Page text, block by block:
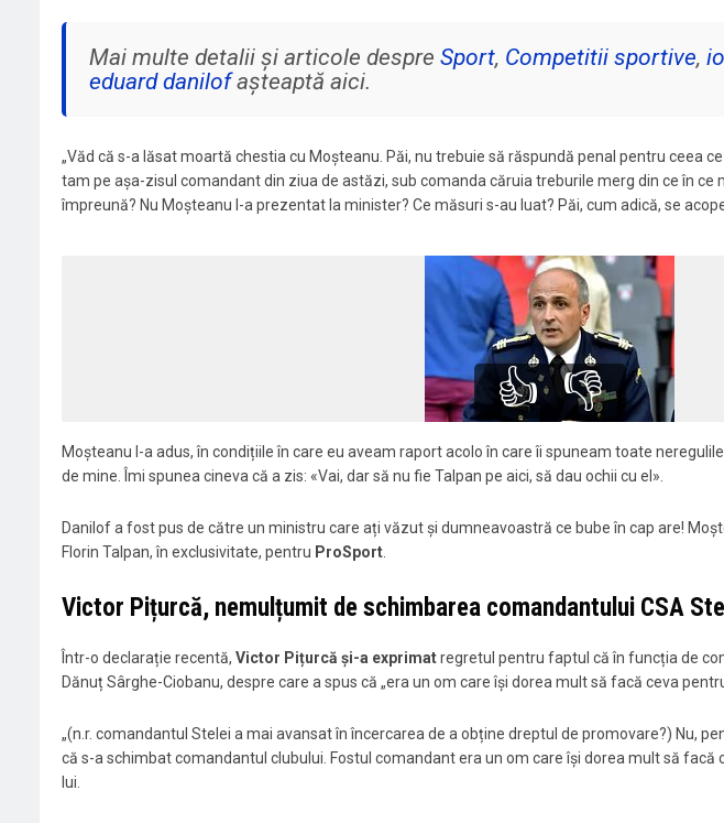
Mai multe detalii și articole despre Sport, Competitii sportive,
eduard danilofașteaptă aici.
„Văd că s-a lăsat moartă chestia cu Moșteanu. Păi, nu trebuie să răspundă penal pentru ceea
tam pe așa-zisul comandant din ziua de astăzi, sub comanda căruia treburile merg din ce în ce
împreună? Nu Moșteanu l-a prezentat la minister? Ce măsuri s-au luat? Păi, cum adică, se
👍 👎
Moșteanu l-a adus, în condițiile în care eu aveam raport acolo în care îi spuneam toate
de mine. Îmi spunea cineva că a zis: «Vai, dar să nu fie Talpan pe aici, să dau ochii cu el».
Danilof a fost pus de către un ministru care ați văzut și dumneavoastră ce bube în cap are!
Florin Talpan, în exclusivitate, pentru ProSport.
Victor Pițurcă, nemulțumit de schimbarea comandantului CSA
Într-o declarație recentă, Victor Pițurcă și-a exprimatregretul pentru faptul că în funcția de
Dănuț Sârghe-Ciobanu, despre care a spus că „era un om care își dorea mult să facă ceva
„(n.r. comandantul Stelei a mai avansat în încercarea de a obține dreptul de promovare?) Nu,
că s-a schimbat comandantul clubului. Fostul comandant era un om care își dorea mult să
lui.